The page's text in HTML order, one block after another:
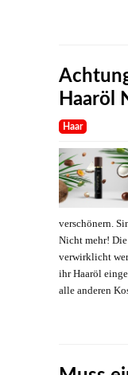
Haaröl
Haar
verschönern.
Nicht mehr!
verwirklicht
ihr Haaröl
alle anderen